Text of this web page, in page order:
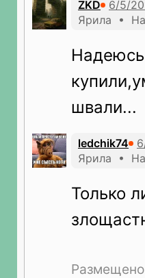
ZKD
Ярила • На
швали...
ledchik74
Ярила • На
Только